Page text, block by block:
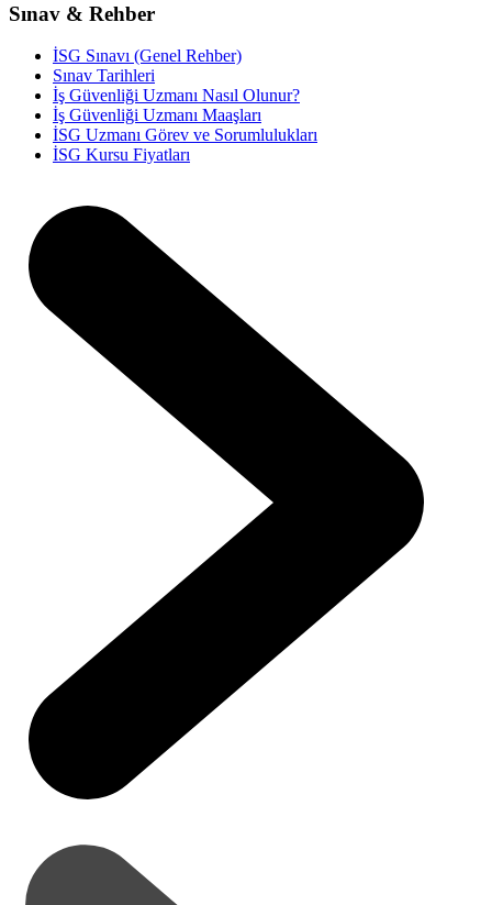
Sınav & Rehber
İSG Sınavı (Genel Rehber)
Sınav Tarihleri
İş Güvenliği Uzmanı Nasıl Olunur?
İş Güvenliği Uzmanı Maaşları
İSG Uzmanı Görev ve Sorumlulukları
İSG Kursu Fiyatları